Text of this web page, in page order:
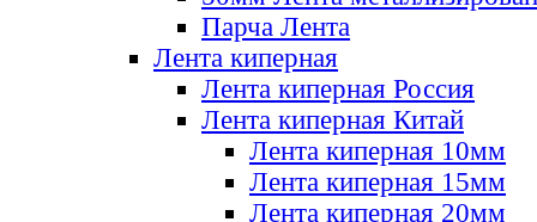
Парча Лента
Лента киперная
Лента киперная Россия
Лента киперная Китай
Лента киперная 10мм
Лента киперная 15мм
Лента киперная 20мм